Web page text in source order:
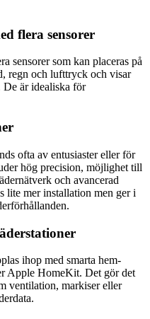
flera sensorer
sensorer som kan placeras på
regn och lufttryck och visar
De är idealiska för
ofta av entusiaster eller för
hög precision, möjlighet till
och avancerad
lite mer installation men ger i
ihop med smarta hem-
Apple HomeKit. Det gör det
ventilation, markiser eller